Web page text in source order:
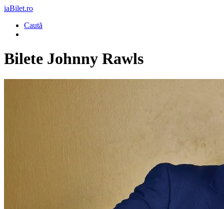
iaBilet.ro
Caută
Bilete Johnny Rawls